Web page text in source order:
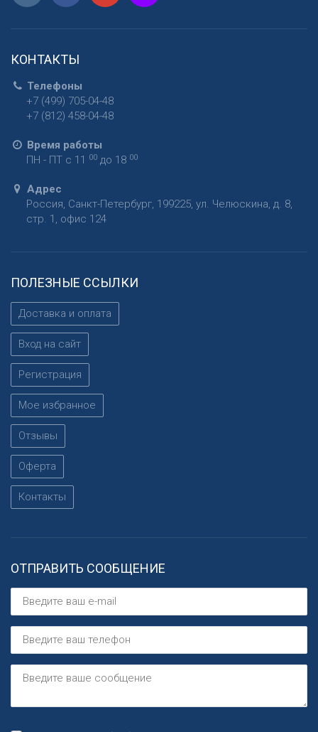
КОНТАКТЫ
Телефоны
+7 (499) 705-04-48
+7 (812) 458-04-48
Время работы
ПН - ПТ с 11
00 до 18 00
Адрес
Россия, Санкт-Петербург, 199225, ул. Челюскина, д. 8,
стр. 1, офис 124
ПОЛЕЗНЫЕ ССЫЛКИ
Доставка и оплата
Вход на сайт
Регистрация
Мое избранное
Отзывы
Оферта
Контакты
ОТПРАВИТЬ СООБЩЕНИЕ